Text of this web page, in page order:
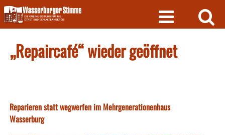
Skip
to
content
„Repaircafé“ wieder geöffnet
Reparieren statt wegwerfen im Mehrgenerationenhaus
Wasserburg